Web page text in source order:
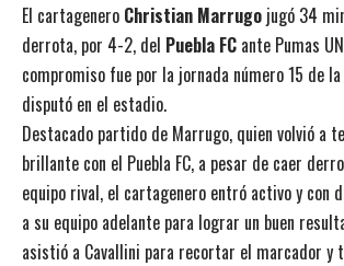
El cartagenero Christian Marrugo jugó 34
derrota, por 4-2, del Puebla FC ante Pumas
compromiso fue por la jornada número 15 de la
disputó en el estadio.
Destacado partido de Marrugo, quien volvió a
brillante con el Puebla FC, a pesar de caer
equipo rival, el cartagenero entró activo y con
a su equipo adelante para lograr un buen
asistió a Cavallini para recortar el marcador y